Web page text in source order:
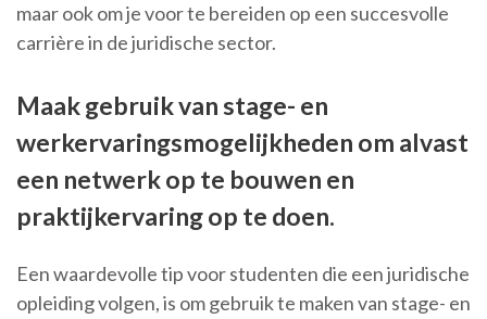
maar ook om je voor te bereiden op een succesvolle
carrière in de juridische sector.
Maak gebruik van stage- en
werkervaringsmogelijkheden om alvast
een netwerk op te bouwen en
praktijkervaring op te doen.
Een waardevolle tip voor studenten die een juridische
opleiding volgen, is om gebruik te maken van stage- en